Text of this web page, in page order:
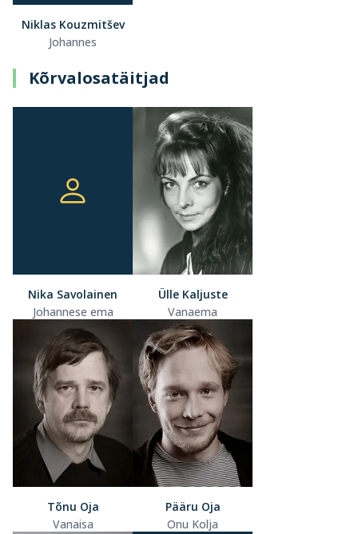
Niklas Kouzmitšev
Johannes
Kõrvalosatäitjad
Nika Savolainen
Johannese ema
Ülle Kaljuste
Vanaema
Tõnu Oja
Vanaisa
Pääru Oja
Onu Kolja